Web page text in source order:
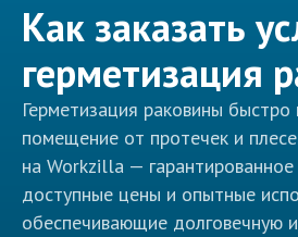
Как заказать
герметизация
Герметизация раковины
помещение от протечек и
на Workzilla — гарантированное
доступные цены и опытные
обеспечивающие долговечную